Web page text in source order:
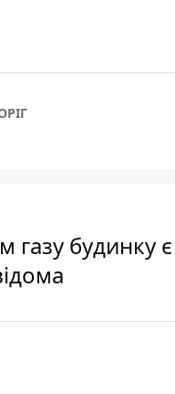
будинку